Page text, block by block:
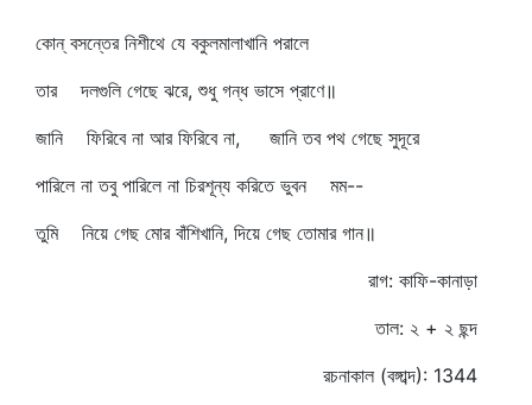
কোন্‌ বসন্তের নিশীথে যে বকুলমালাখানি পরালে
তার দলগুলি গেছে ঝরে, শুধু গন্ধ ভাসে প্রাণে॥
জানি ফিরিবে না আর ফিরিবে না, জানি তব পথ গেছে সুদূরে
পারিলে না তবু পারিলে না চিরশূন্য করিতে ভুবন মম--
তুমি নিয়ে গেছ মোর বাঁশিখানি, দিয়ে গেছ তোমার গান॥
রাগ: কাফি-কানাড়া
তাল: ২ + ২ ছন্দ
রচনাকাল (বঙ্গাব্দ): 1344